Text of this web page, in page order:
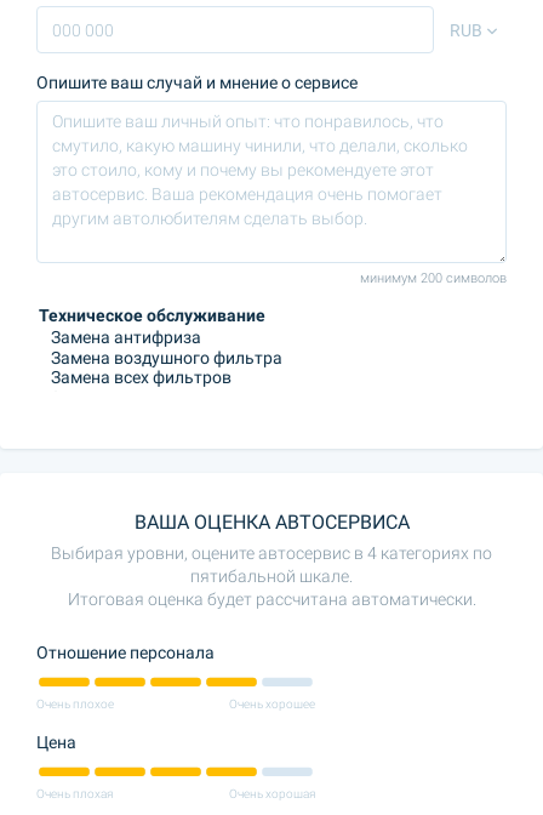
RUB
Опишите ваш случай и мнение о сервисе
минимум 200 символов
ВАША ОЦЕНКА АВТОСЕРВИСА
Выбирая уровни, оцените автосервис в 4 категориях по
пятибальной шкале.
Итоговая оценка будет рассчитана автоматически.
Отношение персонала
Очень плохое Очень хорошее
Цена
Очень плохая Очень хорошая